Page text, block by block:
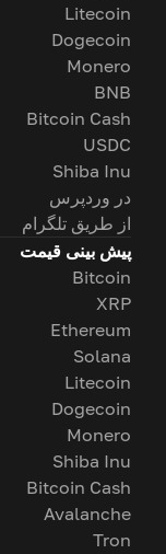
Litecoin
Dogecoin
Monero
BNB
Bitcoin Cash
USDC
Shiba Inu
در وردپرس
از طریق تلگرام
پیش بینی قیمت
Bitcoin
XRP
Ethereum
Solana
Litecoin
Dogecoin
Monero
Shiba Inu
Bitcoin Cash
Avalanche
Tron